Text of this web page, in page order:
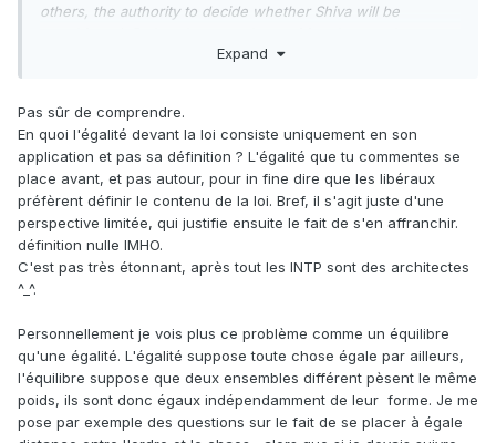
others, the authority to decide whether Shiva will be
application of the laws, equality in the libertarian sense
view is entirely consistent with the legitimate defensive use
of force; such force restores equality in authority rather than
violating it. But any initiatory use of force involves treating
other people as though they were “made for one another’s
uses,” and so is forbidden as an affront to human equality.
Those who see only two forms that equality can take—
substantive socioeconomic equality and formal equality
before the law—have neglected the possibility of libertarian
Expand
Pas sûr de comprendre.
En quoi l'égalité devant la loi consiste uniquement en son
application et pas sa définition ? L'égalité que tu commentes se
place avant, et pas autour, pour in fine dire que les libéraux
préfèrent définir le contenu de la loi. Bref, il s'agit juste d'une
perspective limitée, qui justifie ensuite le fait de s'en affranchir.
définition nulle IMHO.
C'est pas très étonnant, après tout les INTP sont des architectes
^_^.
Personnellement je vois plus ce problème comme un équilibre
qu'une égalité. L'égalité suppose toute chose égale par ailleurs,
l'équilibre suppose que deux ensembles différent pèsent le même
poids, ils sont donc égaux indépendamment de leur forme. Je me
pose par exemple des questions sur le fait de se placer à égale